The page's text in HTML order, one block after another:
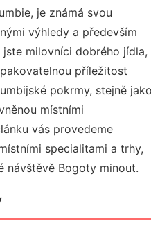
je známá svou
výhledy a především
milovníci dobrého jídla,
příležitost
pokrmy, stejně
místními
vás provedeme
specialitami a trhy,
návštěvě Bogoty minout.